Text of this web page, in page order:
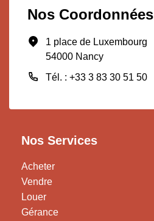
Nos Coordonnées
1 place de Luxembourg
54000 Nancy
Tél. : +33 3 83 30 51 50
Nos Services
Acheter
Vendre
Louer
Gérance